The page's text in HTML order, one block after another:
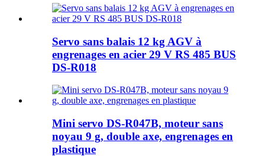
Servo sans balais 12 kg AGV à
engrenages en acier 29 V RS 485 BUS
DS-R018
Mini servo DS-R047B, moteur sans
noyau 9 g, double axe, engrenages en
plastique